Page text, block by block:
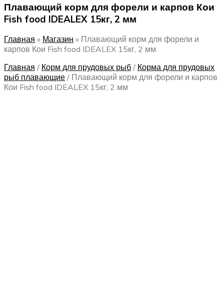
Плавающий корм для форели и карпов Кои
Fish food IDEALEX 15кг, 2 мм
Главная » Магазин » Плавающий корм для форели и
карпов Кои Fish food IDEALEX 15кг, 2 мм
Главная / Корм для прудовых рыб / Корма для прудовых
рыб плавающие / Плавающий корм для форели и карпов
Кои Fish food IDEALEX 15кг, 2 мм